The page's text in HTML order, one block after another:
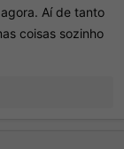
Aí de tanto
coisas sozinho